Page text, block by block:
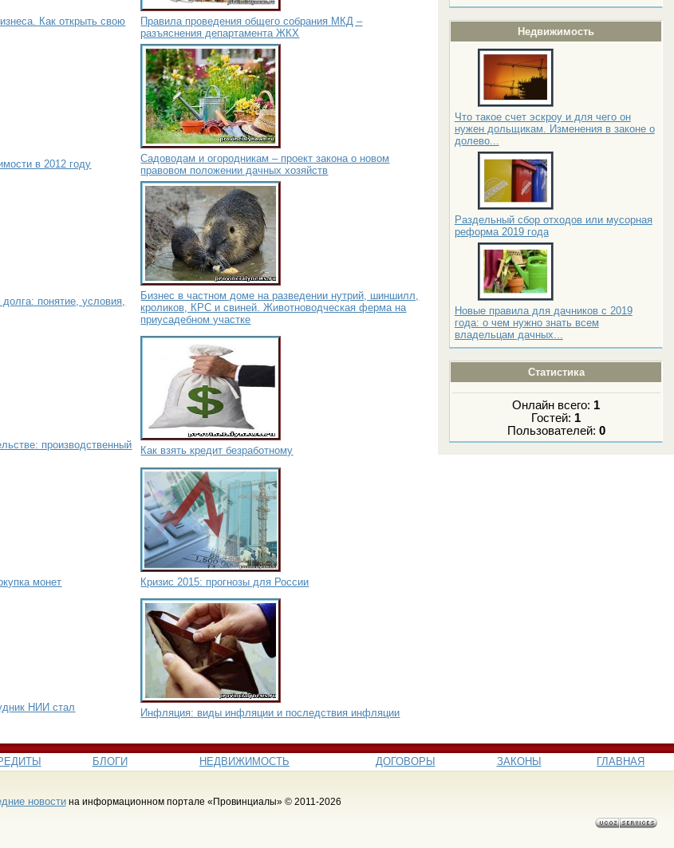
Недвижимость
Что такое счет эскроу и для чего он
нужен дольщикам. Изменения в законе о
долево...
Раздельный сбор отходов или мусорная
реформа 2019 года
Новые правила для дачников с 2019
года: о чем нужно знать всем
владельцам дачных...
Статистика
Онлайн всего: 1
Гостей: 1
Пользователей: 0
Как открыть свою
Правила проведения общего собрания МКД –
разъяснения департамента ЖКХ
в 2012 году
Садоводам и огородникам – проект закона о новом
правовом положении дачных хозяйств
долга: понятие, условия,
Бизнес в частном доме на разведении нутрий, шиншилл,
кроликов, КРС и свиней. Животноводческая ферма на
приусадебном участке
производственный
Как взять кредит безработному
монет Кризис 2015: прогнозы для России
НИИ стал
Инфляция: виды инфляции и последствия инфляции
БЛОГИ НЕДВИЖИМОСТЬ ДОГОВОРЫ ЗАКОНЫ ГЛАВНАЯ
новостина информационном портале «Провинциалы» © 2011-2026